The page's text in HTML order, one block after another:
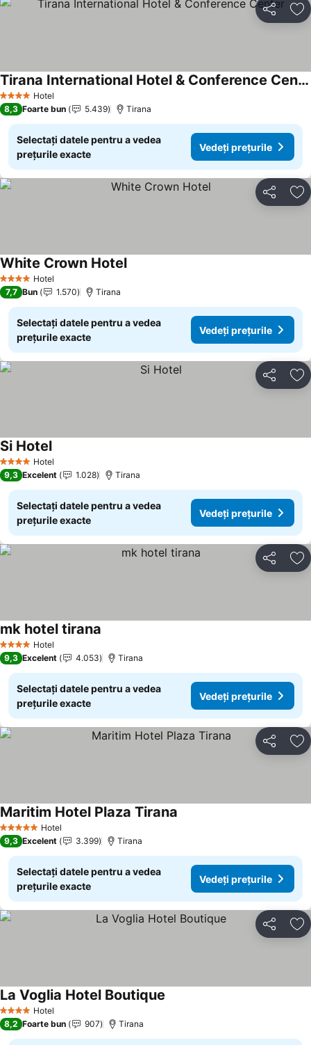
Distribuiți
4 Stele Hotel
Tirana International Hotel & Conference Center
8,3 Foarte bun 5.439 Tirana
Selectați datele pentru a vedea
prețurile exacte
Vedeți prețurile
Distribuiți
4 Stele Hotel
White Crown Hotel
7,7 Bun 1.570 Tirana
Selectați datele pentru a vedea
prețurile exacte
Vedeți prețurile
Distribuiți
4 Stele Hotel
Si Hotel
9,3 Excelent 1.028 Tirana
Selectați datele pentru a vedea
prețurile exacte
Vedeți prețurile
Distribuiți
4 Stele Hotel
mk hotel tirana
9,3 Excelent 4.053 Tirana
Selectați datele pentru a vedea
prețurile exacte
Vedeți prețurile
Distribuiți
5 Stele Hotel
Maritim Hotel Plaza Tirana
9,3 Excelent 3.399 Tirana
Selectați datele pentru a vedea
prețurile exacte
Vedeți prețurile
Distribuiți
4 Stele Hotel
La Voglia Hotel Boutique
8,2 Foarte bun 907 Tirana